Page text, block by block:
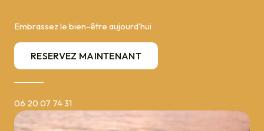
Embrassez le bien-être aujourd’hui
RESERVEZ MAINTENANT
06 20 07 74 31